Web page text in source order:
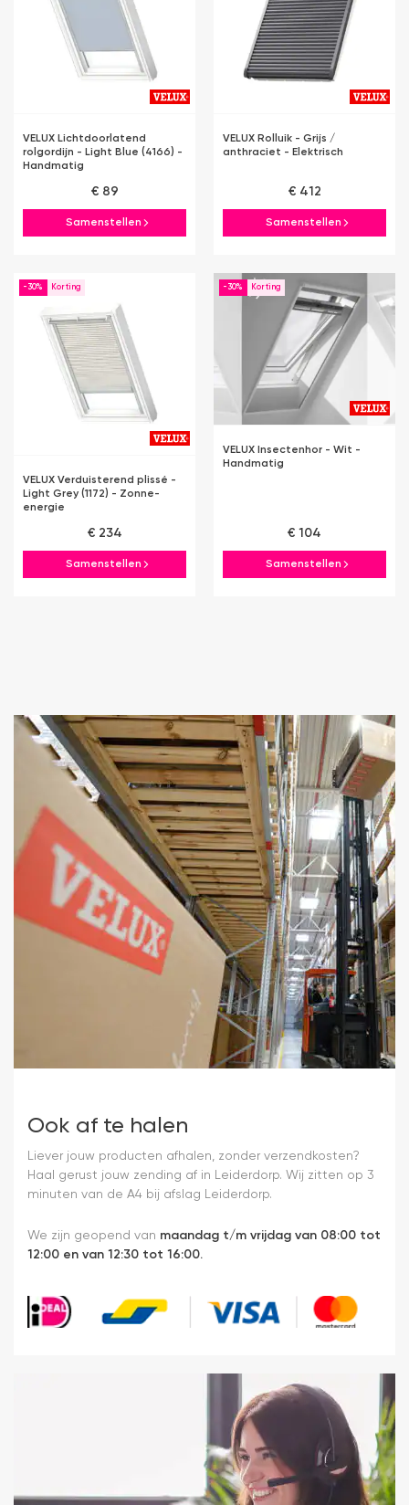
VELUX Lichtdoorlatend
rolgordijn - Light Blue (4166) -
Handmatig
€ 89
Samenstellen
VELUX Rolluik - Grijs /
anthraciet - Elektrisch
€ 412
Samenstellen
-30%
VELUX Verduisterend plissé -
Light Grey (1172) - Zonne-
energie
€ 234
Samenstellen
-30%
VELUX Insectenhor - Wit -
Handmatig
€ 104
Samenstellen
Ook af te halen
Liever jouw producten afhalen, zonder verzendkosten?
Haal gerust jouw zending af in Leiderdorp. Wij zitten op 3
minuten van de A4 bij afslag Leiderdorp.
We zijn geopend van maandag t/m vrijdag van 08:00 tot
12:00 en van 12:30 tot 16:00.